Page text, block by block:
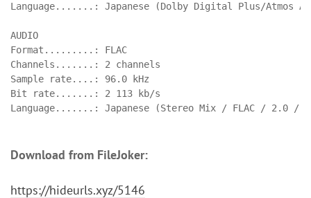
Language.......: Japanese (Dolby Digital Plus/Atmos
AUDIO
Format.........: FLAC
Channels.......: 2 channels
Sample rate....: 96.0 kHz
Bit rate.......: 2 113 kb/s
Language.......: Japanese (Stereo Mix / FLAC / 2.0 /
Download from FileJoker:
https://hideurls.xyz/5146